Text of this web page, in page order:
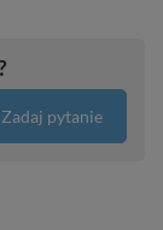
Zadaj pytanie